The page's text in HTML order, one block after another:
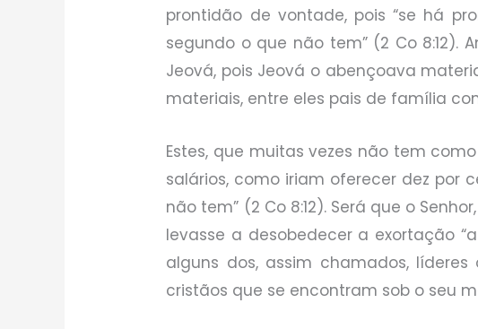
prontidão de vontade, pois “se há
segundo o que não tem” (2 Co
Jeová, pois Jeová o abençoava
materiais, entre eles pais de família
Estes, que muitas vezes não tem
salários, como iriam oferecer dez por
não tem” (2 Co 8:12). Será que o
levasse a desobedecer a exortação
alguns dos, assim chamados,
cristãos que se encontram sob o seu